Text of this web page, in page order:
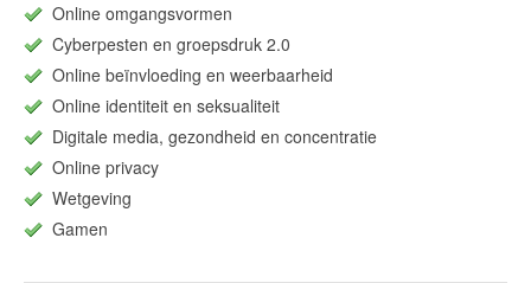
Online omgangsvormen
Cyberpesten en groepsdruk 2.0
Online beïnvloeding en weerbaarheid
Online identiteit en seksualiteit
Digitale media, gezondheid en concentratie
Online privacy
Wetgeving
Gamen